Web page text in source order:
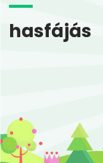
hasfájás